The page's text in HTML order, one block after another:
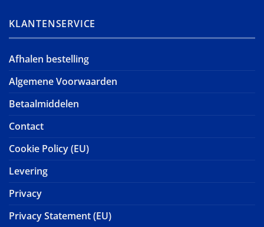
KLANTENSERVICE
Afhalen bestelling
Algemene Voorwaarden
Betaalmiddelen
Contact
Cookie Policy (EU)
Levering
Privacy
Privacy Statement (EU)